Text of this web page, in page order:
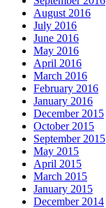
August 2016
July 2016
June 2016
May 2016
April 2016
March 2016
February 2016
January 2016
December 2015
October 2015
September 2015
May 2015
April 2015
March 2015
January 2015
December 2014